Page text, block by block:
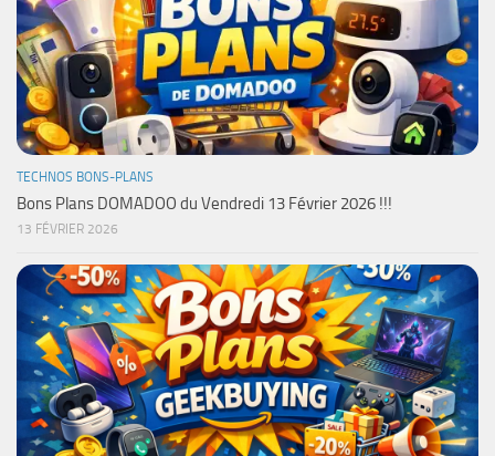
TECHNOS BONS-PLANS
Bons Plans DOMADOO du Vendredi 13 Février 2026 !!!
13 FÉVRIER 2026